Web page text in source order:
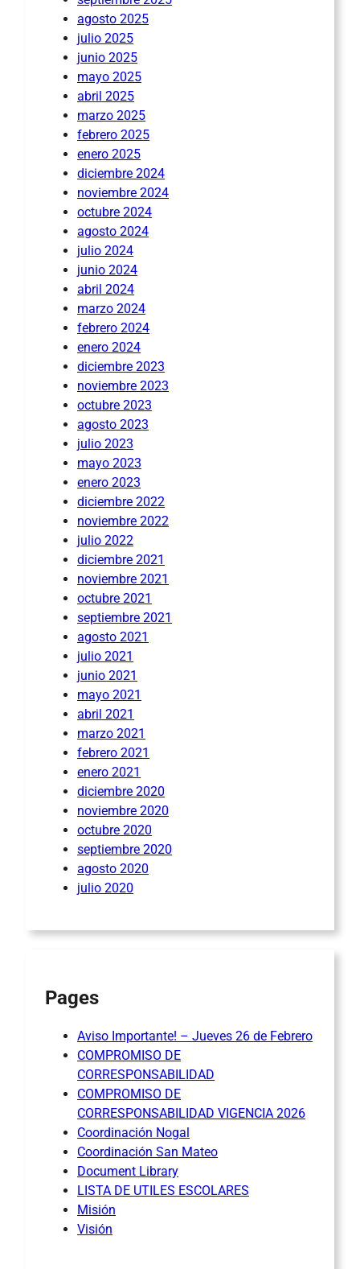
agosto 2025
julio 2025
junio 2025
mayo 2025
abril 2025
marzo 2025
febrero 2025
enero 2025
diciembre 2024
noviembre 2024
octubre 2024
agosto 2024
julio 2024
junio 2024
abril 2024
marzo 2024
febrero 2024
enero 2024
diciembre 2023
noviembre 2023
octubre 2023
agosto 2023
julio 2023
mayo 2023
enero 2023
diciembre 2022
noviembre 2022
julio 2022
diciembre 2021
noviembre 2021
octubre 2021
septiembre 2021
agosto 2021
julio 2021
junio 2021
mayo 2021
abril 2021
marzo 2021
febrero 2021
enero 2021
diciembre 2020
noviembre 2020
octubre 2020
septiembre 2020
agosto 2020
julio 2020
Pages
Aviso Importante! – Jueves 26 de Febrero
COMPROMISO DE
CORRESPONSABILIDAD
COMPROMISO DE
CORRESPONSABILIDAD VIGENCIA 2026
Coordinación Nogal
Coordinación San Mateo
Document Library
LISTA DE UTILES ESCOLARES
Misión
Visión